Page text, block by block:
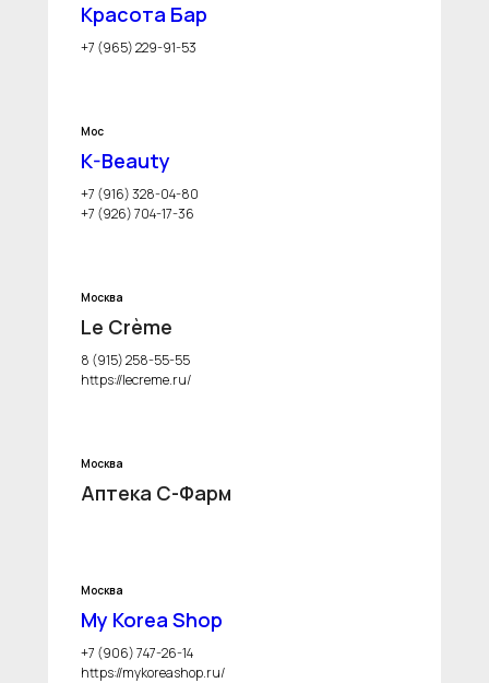
Красота Бар
+7 (965) 229-91-53
Мос
K-Beauty
+7 (916) 328-04-80
+7 (926) 704-17-36
Москва
Le Crème
8 (915) 258-55-55
https://lecreme.ru/
Москва
Аптека С-Фарм
Москва
My Korea Shop
+7 (906) 747-26-14
https://mykoreashop.ru/